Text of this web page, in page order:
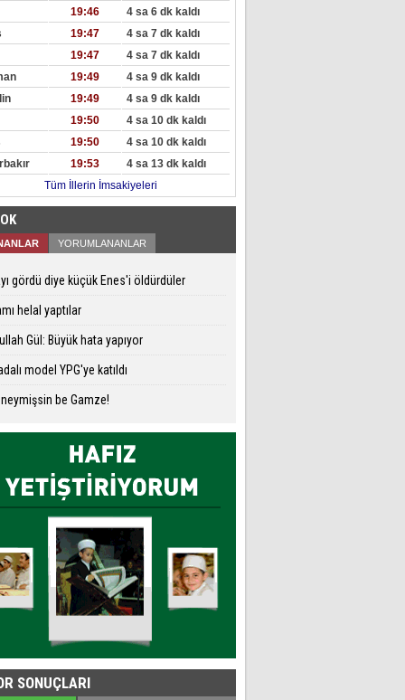
19:46
4 sa 6 dk kaldı
19:47
4 sa 7 dk kaldı
19:47
4 sa 7 dk kaldı
19:49
4 sa 9 dk kaldı
19:49
4 sa 9 dk kaldı
19:50
4 sa 10 dk kaldı
19:50
4 sa 10 dk kaldı
19:53
4 sa 13 dk kaldı
Tüm İllerin İmsakiyeleri
YORUMLANANLAR
gördü diye küçük Enes'i öldürdüler
helal yaptılar
Gül: Büyük hata yapıyor
model YPG'ye katıldı
be Gamze!
SONUÇLARI